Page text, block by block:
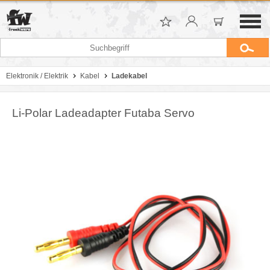
Elektronik / Elektrik Kabel Ladekabel
Li-Polar Ladeadapter Futaba Servo